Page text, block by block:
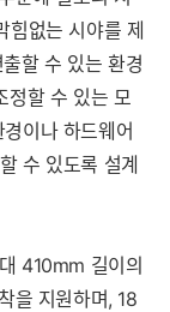
없는 시야를 제
할 수 있는 환경
정할 수 있는 모
이나 하드웨어
수 있도록 설계
410mm 길이의
을 지원하며, 18